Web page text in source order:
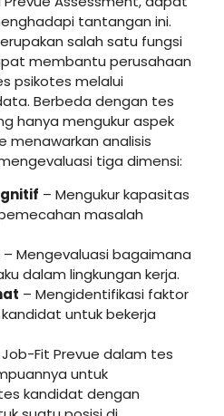
tantangan ini.
salah satu fungsi
membantu perusahaan
psikotes melalui
Berbeda dengan tes
hanya mengukur aspek
menawarkan analisis
tiga dimensi:
– Mengukur kapasitas
masalah
– Mengevaluasi bagaimana
dalam lingkungan kerja.
– Mengidentifikasi faktor
untuk bekerja
Fit Prevue dalam tes
untuk
kandidat dengan